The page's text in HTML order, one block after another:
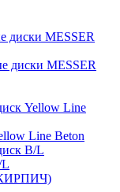
диски MESSER
диски MESSER
Yellow Line
Line Beton
B/L